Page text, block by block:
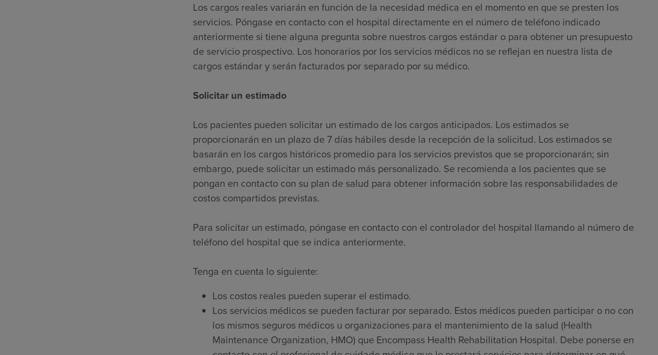
Los cargos reales variarán en función de la necesidad médica en el momento en que se presten los
servicios. Póngase en contacto con el hospital directamente en el número de teléfono indicado
anteriormente si tiene alguna pregunta sobre nuestros cargos estándar o para obtener un presupuesto
de servicio prospectivo. Los honorarios por los servicios médicos no se reflejan en nuestra lista de
cargos estándar y serán facturados por separado por su médico.
Solicitar un estimado
Los pacientes pueden solicitar un estimado de los cargos anticipados. Los estimados se
proporcionarán en un plazo de 7 días hábiles desde la recepción de la solicitud. Los estimados se
basarán en los cargos históricos promedio para los servicios previstos que se proporcionarán; sin
embargo, puede solicitar un estimado más personalizado. Se recomienda a los pacientes que se
pongan en contacto con su plan de salud para obtener información sobre las responsabilidades de
costos compartidos previstas.
Para solicitar un estimado, póngase en contacto con el controlador del hospital llamando al número de
teléfono del hospital que se indica anteriormente.
Tenga en cuenta lo siguiente:
Los costos reales pueden superar el estimado.
Los servicios médicos se pueden facturar por separado. Estos médicos pueden participar o no con
los mismos seguros médicos u organizaciones para el mantenimiento de la salud (Health
Maintenance Organization, HMO) que Encompass Health Rehabilitation Hospital. Debe ponerse en